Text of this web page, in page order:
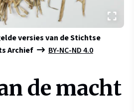
versies van de Stichtse
Archief BY-NC-ND 4.0
de macht